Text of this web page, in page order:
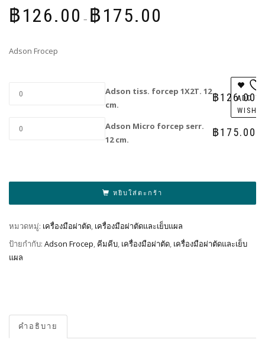
฿126.00 – ฿175.00
Adson Frocep
Adson tiss. forcep 1X2T. 12
cm.
฿126.00
Adson Micro forcep serr.
12 cm.
฿175.00
หยิบใส่ตะกร้า
ADD
หมวดหมู่: เครื่องมือผ่าตัด เครื่องมือผ่าตัดและเย็บแผล
ป้ายกำกับ: Adson Frocep, คีมคีบ, เครื่องมือผ่าตัด, เครื่องมือผ่าตัดและเย็บ
แผล
คำอธิบาย